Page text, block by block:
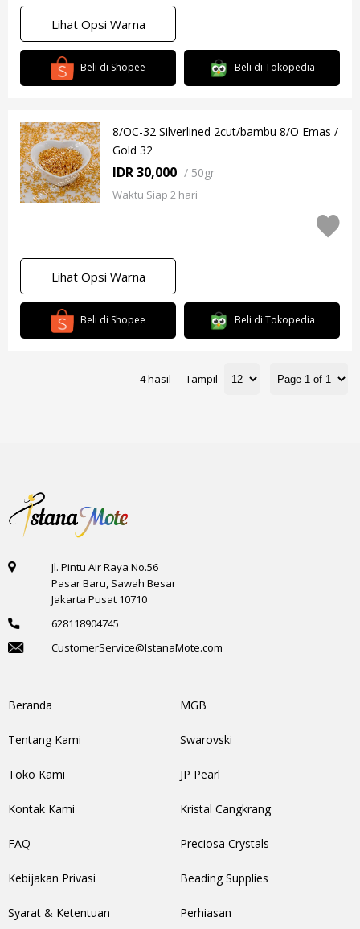
Lihat Opsi Warna
Beli di Shopee Beli di Tokopedia
8/OC-32 Silverlined 2cut/bambu 8/O Emas /
Gold 32
IDR 30,000 / 50gr
Waktu Siap 2 hari
Lihat Opsi Warna
Beli di Shopee Beli di Tokopedia
4 hasil Tampil
Jl. Pintu Air Raya No.56
Pasar Baru, Sawah Besar
Jakarta Pusat 10710
628118904745
CustomerService@IstanaMote.com
Beranda
Tentang Kami
Toko Kami
Kontak Kami
FAQ
Kebijakan Privasi
Syarat & Ketentuan
MGB
Swarovski
JP Pearl
Kristal Cangkrang
Preciosa Crystals
Beading Supplies
Perhiasan